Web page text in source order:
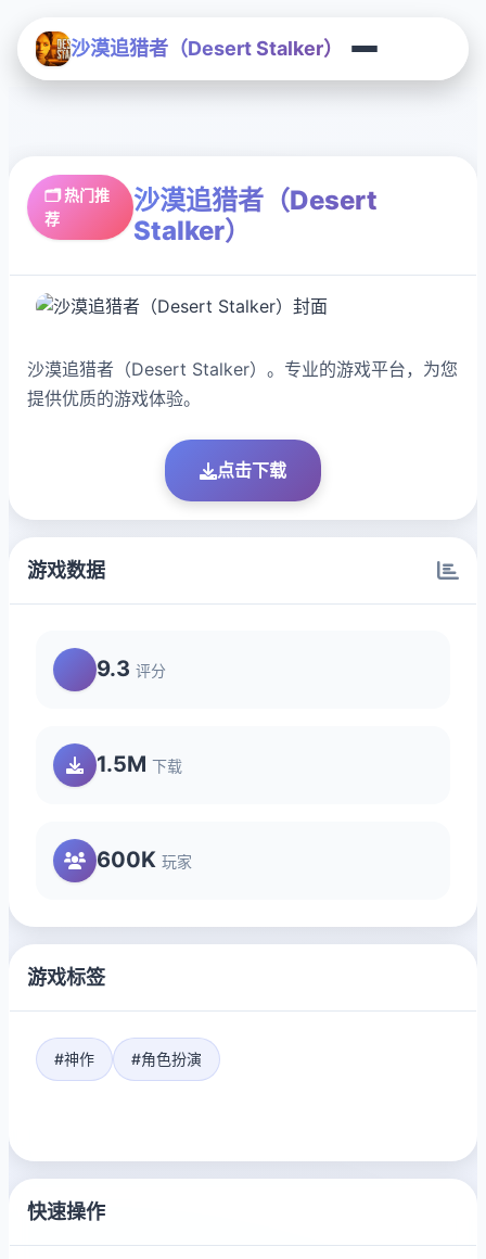
沙漠追猎者（Desert Stalker）
🗂️ 热门推
荐
沙漠追猎者（Desert
Stalker）
沙漠追猎者（Desert Stalker）。专业的游戏平台，为您
提供优质的游戏体验。
点击下载
游戏数据
9.3 评分
1.5M 下载
600K 玩家
游戏标签
#神作 #角色扮演
快速操作